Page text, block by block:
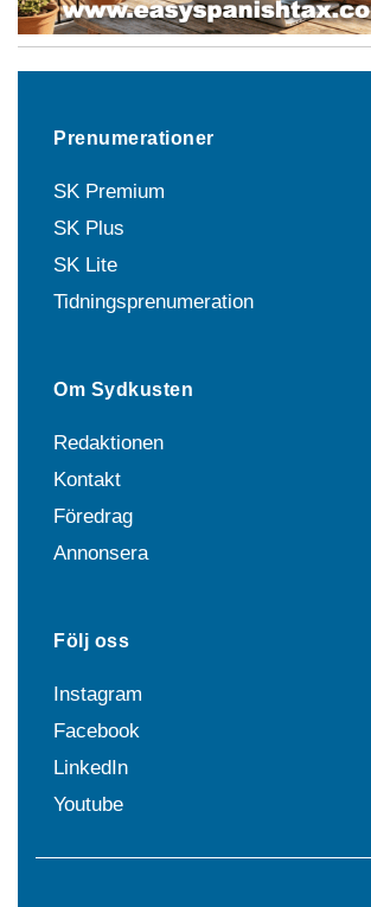
Prenumerationer
SK Premium
SK Plus
SK Lite
Tidningsprenumeration
Om Sydkusten
Redaktionen
Kontakt
Föredrag
Annonsera
Följ oss
Instagram
Facebook
LinkedIn
Youtube